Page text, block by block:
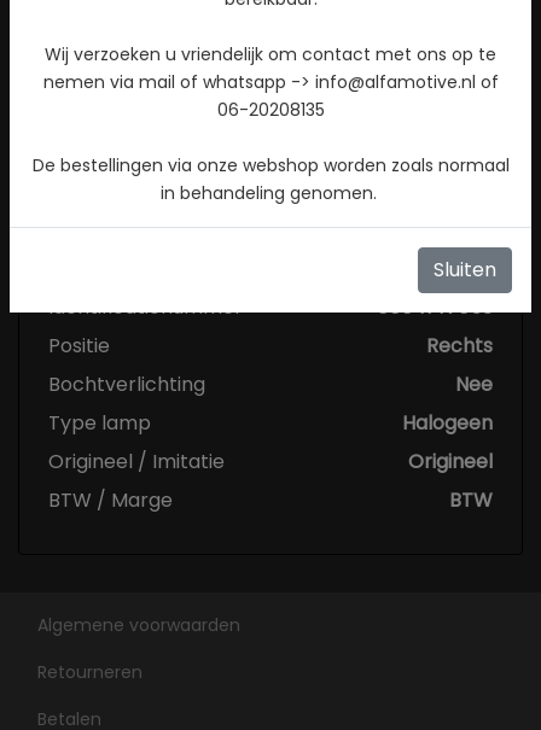
Stuur een WhatsApp bericht!
Check beschikbaarheid
Gebruikt
Identificatienummer
0004147053
Positie
Rechts
Bochtverlichting
Nee
Type lamp
Halogeen
Origineel / Imitatie
Origineel
BTW / Marge
BTW
Algemene voorwaarden
Retourneren
Betalen
Wij verzoeken u vriendelijk om contact met ons op te
nemen via mail of whatsapp -> info@alfamotive.nl of
06-20208135
De bestellingen via onze webshop worden zoals normaal
in behandeling genomen.
Sluiten